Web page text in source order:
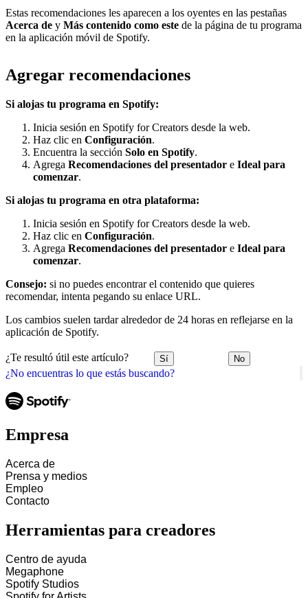
¿No encuentras lo que estás buscando?
Estas recomendaciones les aparecen a los oyentes en las pestañas
Acerca de y Más contenido como este de la página de tu programa
en la aplicación móvil de Spotify.
Agregar recomendaciones
Si alojas tu programa en Spotify:
Inicia sesión en Spotify for Creators desde la web.
Haz clic en Configuración.
Encuentra la sección Solo en Spotify.
Agrega Recomendaciones del presentador e Ideal para
comenzar.
Si alojas tu programa en otra plataforma:
Inicia sesión en Spotify for Creators desde la web.
Haz clic en Configuración.
Agrega Recomendaciones del presentador e Ideal para
comenzar.
Consejo: si no puedes encontrar el contenido que quieres
recomendar, intenta pegando su enlace URL.
Los cambios suelen tardar alrededor de 24 horas en reflejarse en la
aplicación de Spotify.
¿Te resultó útil este artículo? Sí No
Empresa
Acerca de
Prensa y medios
Empleo
Contacto
Herramientas para creadores
Centro de ayuda
Megaphone
Spotify Studios